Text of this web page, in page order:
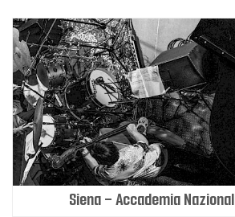
Siena - Accademia